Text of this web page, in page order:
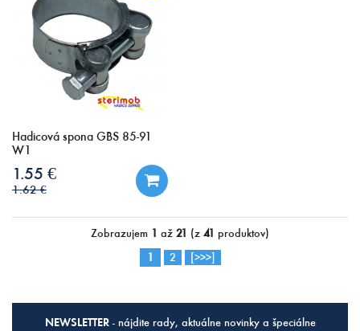
Hadicová spona GBS 85-91
W1
1.55 €
1.62 €
Zobrazujem 1 až 21 (z 41 produktov)
1
2 [>>>]
NEWSLETTER- nájdite rady, aktuálne novinky a špeciálne